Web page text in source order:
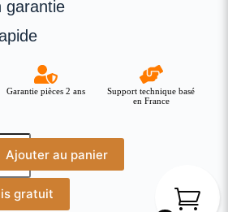
garantie
Garantie pièces 2 ans
Support technique basé
en France
Ajouter au panier
gratuit